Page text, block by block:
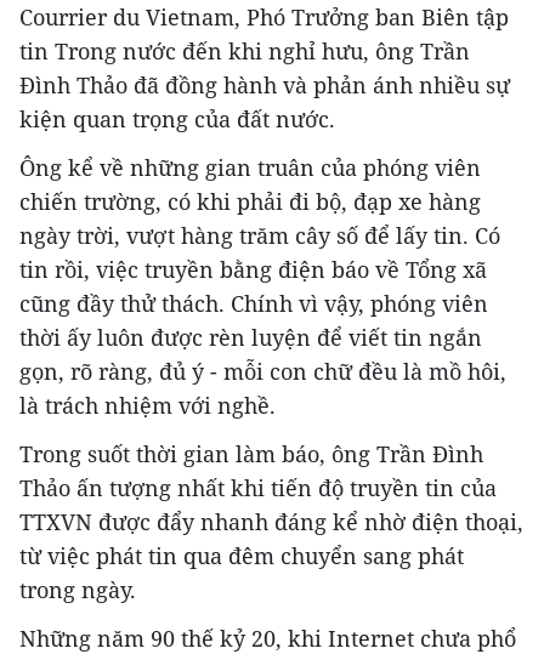
Courrier du Vietnam, Phó Trưởng ban Biên tập
tin Trong nước đến khi nghỉ hưu, ông Trần
Đình Thảo đã đồng hành và phản ánh nhiều sự
kiện quan trọng của đất nước.
Ông kể về những gian truân của phóng viên
chiến trường, có khi phải đi bộ, đạp xe hàng
ngày trời, vượt hàng trăm cây số để lấy tin. Có
tin rồi, việc truyền bằng điện báo về Tổng xã
cũng đầy thử thách. Chính vì vậy, phóng viên
thời ấy luôn được rèn luyện để viết tin ngắn
gọn, rõ ràng, đủ ý - mỗi con chữ đều là mồ hôi,
là trách nhiệm với nghề.
Trong suốt thời gian làm báo, ông Trần Đình
Thảo ấn tượng nhất khi tiến độ truyền tin của
TTXVN được đẩy nhanh đáng kể nhờ điện thoại,
từ việc phát tin qua đêm chuyển sang phát
trong ngày.
Những năm 90 thế kỷ 20, khi Internet chưa phổ